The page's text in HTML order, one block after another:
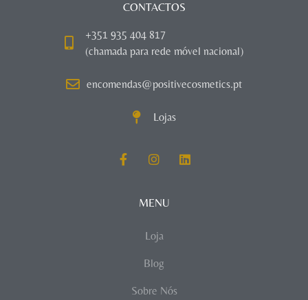
CONTACTOS
+351 935 404 817
(chamada para rede móvel nacional)
encomendas@positivecosmetics.pt
Lojas
MENU
Loja
Blog
Sobre Nós